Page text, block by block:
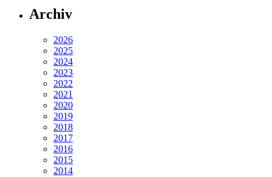
Archiv
2026
2025
2024
2023
2022
2021
2020
2019
2018
2017
2016
2015
2014